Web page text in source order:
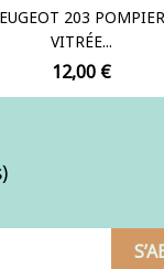
203
VITRÉE...
Prix
12,00 €